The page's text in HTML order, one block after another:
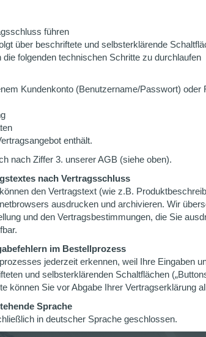
führen
über beschriftete und selbsterklärende
folgenden technischen Schritte zu durchlaufen
Kundenkonto (Benutzername/Passwort) oder
enthält.
nach Ziffer 3. unserer AGB (siehe oben).
nach Vertragsschluss
den Vertragstext (wie z.B.
ausdrucken und archivieren. Wir
und den Vertragsbestimmungen, die Sie
im Bestellprozess
jederzeit erkennen, weil Ihre Eingaben
und selbsterklärenden Schaltflächen
können Sie vor Abgabe Ihrer Vertragserklärung
Sprache
in deutscher Sprache geschlossen.